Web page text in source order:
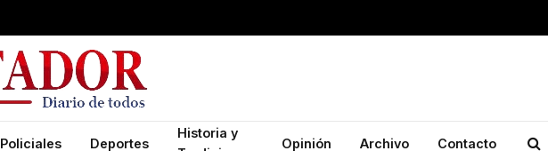
Policiales Deportes
Historia y
Opinión Archivo Contacto